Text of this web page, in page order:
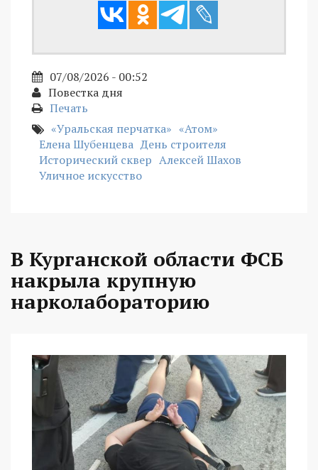
07/08/2026 - 00:52
Повестка дня
Печать
«Уральская перчатка» «Атом»
Елена Шубенцева День строителя
Исторический сквер Алексей Шахов
Уличное искусство
В Курганской области ФСБ
накрыла крупную
нарколабораторию